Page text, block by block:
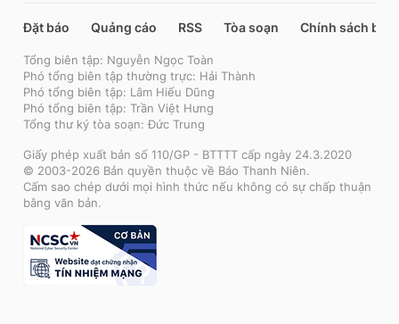
Đặt báo Quảng cáo RSS Tòa soạn Chính sách bảo
Tổng biên tập: Nguyễn Ngọc Toàn
Phó tổng biên tập thường trực: Hải Thành
Phó tổng biên tập: Lâm Hiếu Dũng
Phó tổng biên tập: Trần Việt Hưng
Tổng thư ký tòa soạn: Đức Trung
Giấy phép xuất bản số 110/GP - BTTTT cấp ngày 24.3.2020
© 2003-2026 Bản quyền thuộc về Báo Thanh Niên.
Cấm sao chép dưới mọi hình thức nếu không có sự chấp thuận
bằng văn bản.